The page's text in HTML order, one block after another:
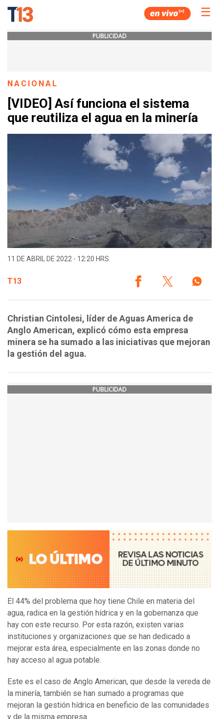
☰
PUBLICIDAD
NACIONAL
[VIDEO] Así funciona el sistema
que reutiliza el agua en la minería
11 DE ABRIL DE 2022 - 12:20 HRS.
T13
Christian Cintolesi, líder de Aguas America de
Anglo American, explicó cómo esta empresa
minera se ha sumado a las iniciativas que mejoran
la gestión del agua.
PUBLICIDAD
El 44% del problema que hoy tiene Chile en materia del
agua, radica en la gestión hídrica y en la gobernanza que
hay con este recurso. Por esta razón, existen varias
instituciones y organizaciones que se han dedicado a
mejorar esta área, especialmente en las zonas donde no
hay acceso al agua potable.
Este es el caso de Anglo American, que desde la vereda de
la minería, también se han sumado a programas que
mejoran la gestión hídrica en beneficio de las comunidades
y de la misma empresa.